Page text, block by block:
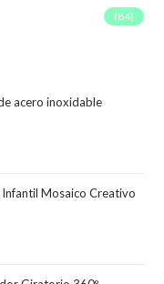
(84)
acero inoxidable
Infantil Mosaico Creativo